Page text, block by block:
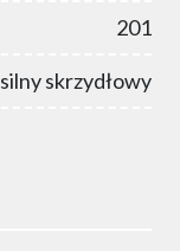
201
silny skrzydłowy